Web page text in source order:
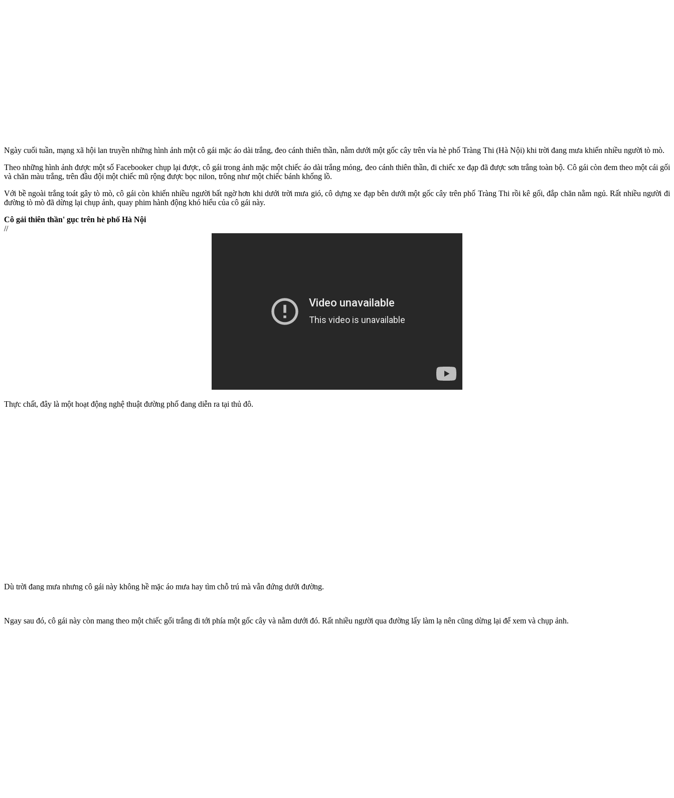
Ngày cuối tuần, mạng xã hội lan truyền những hình ảnh một cô gái mặc áo dài trắng, đeo cánh thiên thần, nằm dưới một gốc cây trên vỉa hè phố Tràng Thi (Hà Nội) khi trời đang mưa khiến nhiều người tò mò.
Theo những hình ảnh được một số Facebooker chụp lại được, cô gái trong ảnh mặc một chiếc áo dài trắng mỏng, đeo cánh thiên thần, đi chiếc xe đạp đã được sơn trắng toàn bộ. Cô gái còn đem theo một cái gối
và chăn màu trắng, trên đầu đội một chiếc mũ rộng được bọc nilon, trông như một chiếc bánh khổng lồ.
Với bề ngoài trắng toát gây tò mò, cô gái còn khiến nhiều người bất ngờ hơn khi dưới trời mưa gió, cô dựng xe đạp bên dưới một gốc cây trên phố Tràng Thi rồi kê gối, đắp chăn nằm ngủ. Rất nhiều người đi
đường tò mò đã dừng lại chụp ảnh, quay phim hành động khó hiểu của cô gái này.
Cô gái thiên thần' gục trên hè phố Hà Nội
//
Thực chất, đây là một hoạt động nghệ thuật đường phố đang diễn ra tại thủ đô.
Dù trời đang mưa nhưng cô gái này không hề mặc áo mưa hay tìm chỗ trú mà vẫn đứng dưới đường.
Ngay sau đó, cô gái này còn mang theo một chiếc gối trắng đi tới phía một gốc cây và nằm dưới đó. Rất nhiều người qua đường lấy làm lạ nên cũng dừng lại để xem và chụp ảnh.